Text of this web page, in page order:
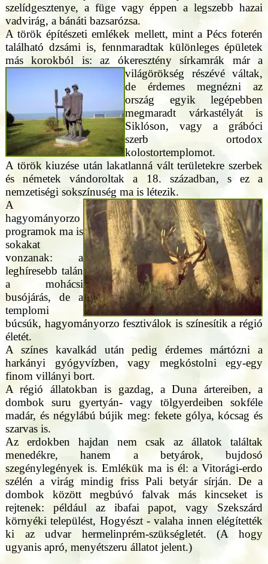
szelídgesztenye, a füge vagy éppen a legszebb hazai
vadvirág, a bánáti bazsarózsa.
A török építészeti emlékek mellett, mint a Pécs foterén
található dzsámi is, fennmaradtak különleges épületek
más korokból is: az ókereszténysírkamrák már a
világörökség részévé váltak,
de érdemes megnézni az
ország egyik legépebben
megmaradt várkastélyát is
Siklóson, vagy a grábóci
szerb ortodox
kolostortemplomot.
A török kiuzése után lakatlanná vált területekre szerbek
és németek vándoroltak a 18. században, s ez a
nemzetiségi sokszínuség ma is létezik.
A
hagyományorzo
programok ma is
sokakat
vonzanak: a
leghíresebb talán
a mohácsi
busójárás, de a
templomi
búcsúk, hagyományorzo fesztiválok is színesítik a régió
életét.
A színes kavalkád után pedig érdemes mártózni a
harkányi gyógyvízben, vagy megkóstolni egy-egy
finom villányi bort.
A régió állatokban is gazdag, a Duna ártereiben, a
dombok suru gyertyán- vagy tölgyerdeiben sokféle
madár, és négylábú bújik meg: fekete gólya, kócsag és
szarvas is.
Az erdokben hajdan nem csak az állatok találtak
menedékre, hanem a betyárok, bujdosó
szegénylegények is. Emlékük ma is él: a Vitorági-erdo
szélén a virág mindig friss Pali betyár sírján. De a
dombok között megbúvó falvak más kincseket is
rejtenek: például az ibafai papot, vagy Szekszárd
környéki települést, Hogyészt - valaha innen elégítették
ki az udvar hermelinprém-szükségletét. (A hogy
ugyanis apró, menyétszeru állatot jelent.)